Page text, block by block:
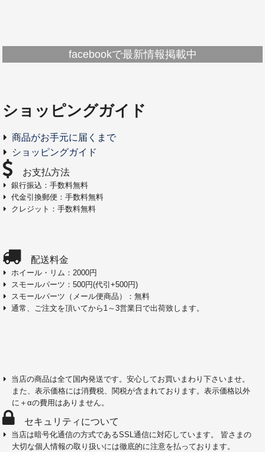
facebookで最新情報掲載中
ショッピングガイド
商品がお手元に届くまで
ショッピングガイド
お支払方法
銀行振込：手数料無料
代金引換郵便：手数料無料
クレジット：手数料無料
配送料金
ホイール・リム：2000円
スモールパーツ：500円(代引+500円)
スモールパーツ（メール便商品）：無料
通常、ご注文を頂いてから1～3営業日で出荷致します。
当店の商品は全て国内発送です。安心してお買いまわり下さいませ。
また、表示価格には消費税、関税が含まれております。表示価格以外
に＋αの費用はありません。
セキュリティについて
当店は暗号化通信の方式であるSSL通信に対応しています。 皆さまの
大切な個人情報の取り扱いには徹底的に注意を払っております。